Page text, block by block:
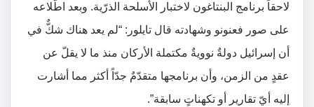
لاحقاً برنامج البنتاغون لاختبار الأسلحة الذرّية. وبعد اطّلاعه
على صور فعنونو وشهادته قال تايلور: “لم يعد هناك شكٌّ في
أن إسرائيل دولةٌ نوويةٌ مكتملة الأركان منذ ما لا يقلّ عن
عقدٍ من الزمن، وأن برنامجها متقدّمٌ جدّاً أكثر مما أشارت
إليه أيّ تقارير أو تكهناتٍ سابقة”.